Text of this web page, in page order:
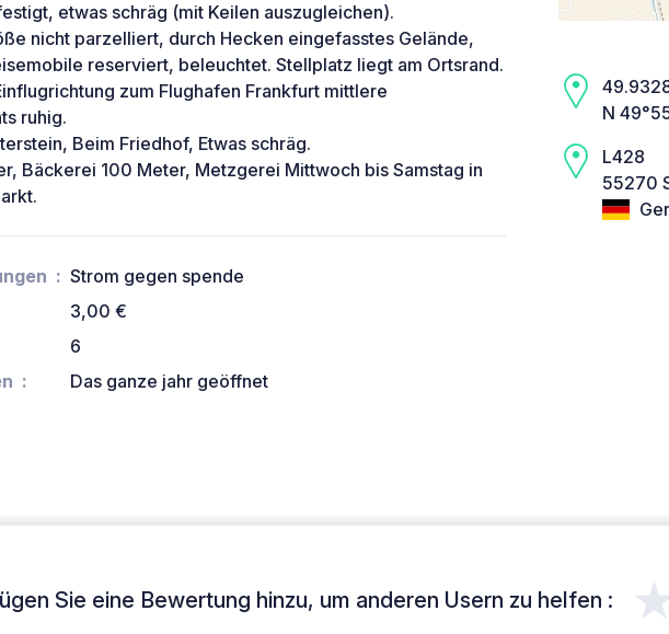
etwas schräg (mit Keilen auszugleichen).
nicht parzelliert, durch Hecken eingefasstes Gelände,
reserviert, beleuchtet. Stellplatz liegt am Ortsrand.
zum Flughafen Frankfurt mittlere
ruhig.
Beim Friedhof, Etwas schräg.
Bäckerei 100 Meter, Metzgerei Mittwoch bis Samstag in
Strom gegen spende
3,00 €
6
Das ganze jahr geöffnet
N
L428
55270
Sie eine Bewertung hinzu, um anderen Usern zu helfen :